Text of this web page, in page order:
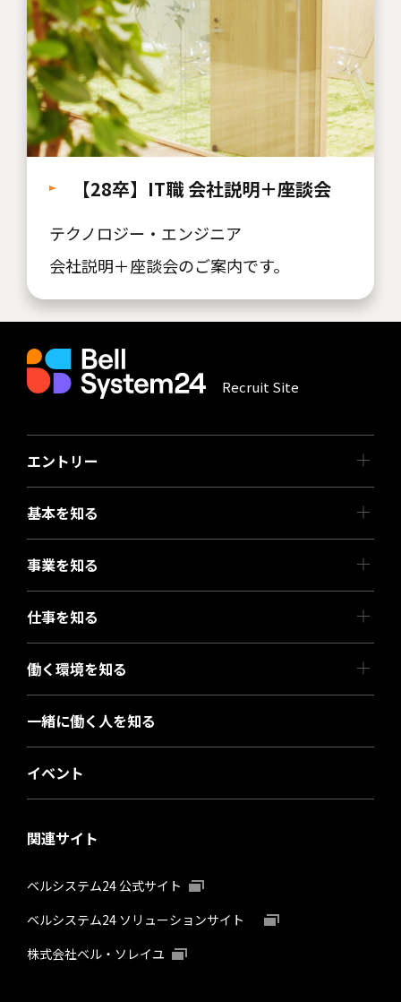
【28卒】IT職 会社説明＋座談会
テクノロジー・エンジニア
会社説明＋座談会のご案内です。
Recruit Site
エントリー
基本を知る
事業を知る
仕事を知る
働く環境を知る
一緒に働く人を知る
イベント
関連サイト
ベルシステム24 公式サイト
ベルシステム24 ソリューションサイト
株式会社ベル・ソレイユ